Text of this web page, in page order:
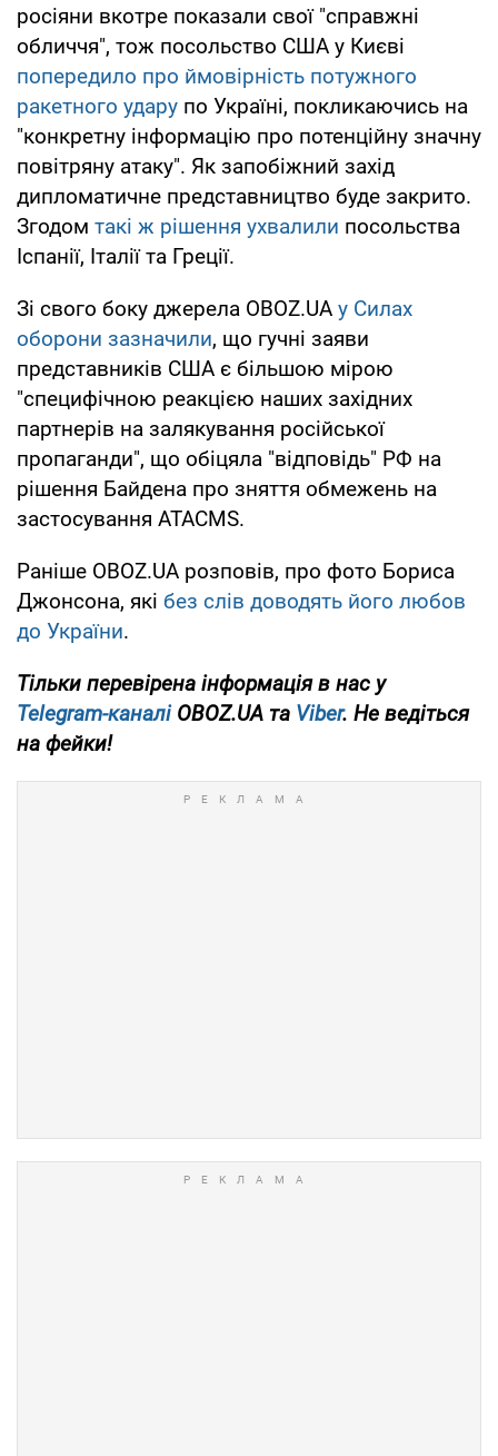
росіяни вкотре показали свої "справжні
обличчя", тож посольство США у Києві
попередило про ймовірність потужного
ракетного удару по Україні, покликаючись на
"конкретну інформацію про потенційну значну
повітряну атаку". Як запобіжний захід
дипломатичне представництво буде закрито.
Згодом такі ж рішення ухвалили посольства
Іспанії, Італії та Греції.
Зі свого боку джерела OBOZ.UA у Силах
оборони зазначили, що гучні заяви
представників США є більшою мірою
"специфічною реакцією наших західних
партнерів на залякування російської
пропаганди", що обіцяла "відповідь" РФ на
рішення Байдена про зняття обмежень на
застосування ATACMS.
Раніше OBOZ.UA розповів, про фото Бориса
Джонсона, які без слів доводять його любов
до України.
Тільки перевірена інформація в нас у
Telegram-каналіOBOZ.UA та Viber. Не ведіться
на фейки!